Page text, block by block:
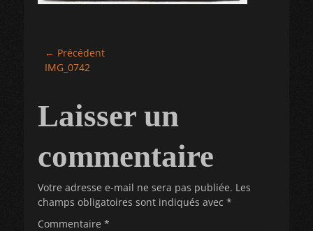
Navigation
de
← Précédent
Article
IMG_0742
Laisser un
commentaire
Votre adresse e-mail ne sera pas publiée. Les
champs obligatoires sont indiqués avec *
Commentaire *